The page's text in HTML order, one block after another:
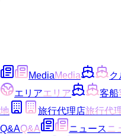
MediaMedia
エリアエリア 客船
地
旅行代理店旅行代
Q&AQ&A ニュース ニ